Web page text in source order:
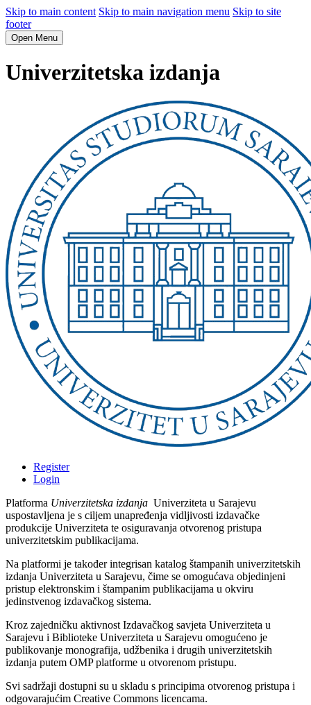
Skip to main content Skip to main navigation menu Skip to site
footer
Open Menu
Univerzitetska izdanja
Register
Login
Platforma Univerzitetska izdanja Univerziteta u Sarajevu
uspostavljena je s ciljem unapređenja vidljivosti izdavačke
produkcije Univerziteta te osiguravanja otvorenog pristupa
univerzitetskim publikacijama.
Na platformi je također integrisan katalog štampanih univerzitetskih
izdanja Univerziteta u Sarajevu, čime se omogućava objedinjeni
pristup elektronskim i štampanim publikacijama u okviru
jedinstvenog izdavačkog sistema.
Kroz zajedničku aktivnost Izdavačkog savjeta Univerziteta u
Sarajevu i Biblioteke Univerziteta u Sarajevu omogućeno je
publikovanje monografija, udžbenika i drugih univerzitetskih
izdanja putem OMP platforme u otvorenom pristupu.
Svi sadržaji dostupni su u skladu s principima otvorenog pristupa i
odgovarajućim Creative Commons licencama.